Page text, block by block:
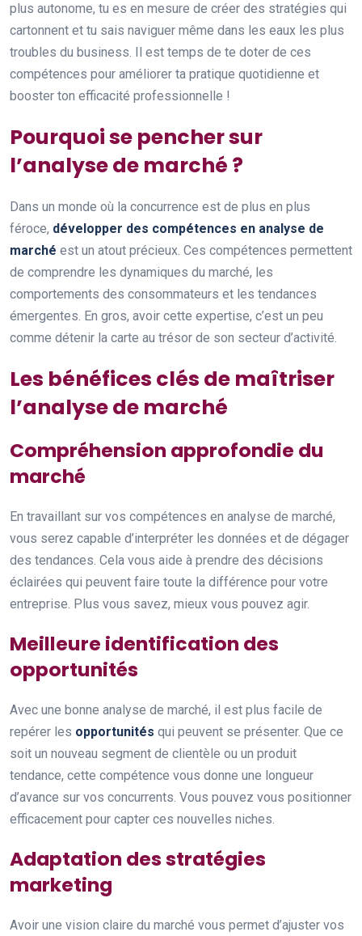
plus autonome, tu es en mesure de créer des stratégies qui
cartonnent et tu sais naviguer même dans les eaux les plus
troubles du business. Il est temps de te doter de ces
compétences pour améliorer ta pratique quotidienne et
booster ton efficacité professionnelle !
Pourquoi se pencher sur
l’analyse de marché ?
Dans un monde où la concurrence est de plus en plus
féroce, développer des compétences en analyse de
marché est un atout précieux. Ces compétences permettent
de comprendre les dynamiques du marché, les
comportements des consommateurs et les tendances
émergentes. En gros, avoir cette expertise, c’est un peu
comme détenir la carte au trésor de son secteur d’activité.
Les bénéfices clés de maîtriser
l’analyse de marché
Compréhension approfondie du
marché
En travaillant sur vos compétences en analyse de marché,
vous serez capable d’interpréter les données et de dégager
des tendances. Cela vous aide à prendre des décisions
éclairées qui peuvent faire toute la différence pour votre
entreprise. Plus vous savez, mieux vous pouvez agir.
Meilleure identification des
opportunités
Avec une bonne analyse de marché, il est plus facile de
repérer les opportunités qui peuvent se présenter. Que ce
soit un nouveau segment de clientèle ou un produit
tendance, cette compétence vous donne une longueur
d’avance sur vos concurrents. Vous pouvez vous positionner
efficacement pour capter ces nouvelles niches.
Adaptation des stratégies
marketing
Avoir une vision claire du marché vous permet d’ajuster vos